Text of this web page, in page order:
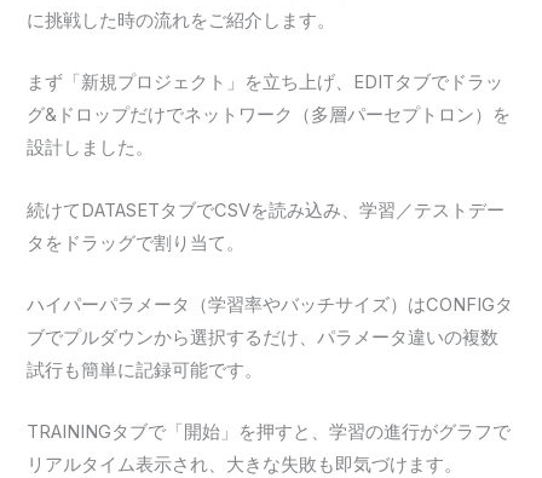
に挑戦した時の流れをご紹介します。
まず「新規プロジェクト」を立ち上げ、EDITタブでドラッ
グ&ドロップだけでネットワーク（多層パーセプトロン）を
設計しました。
続けてDATASETタブでCSVを読み込み、学習／テストデー
タをドラッグで割り当て。
ハイパーパラメータ（学習率やバッチサイズ）はCONFIGタ
ブでプルダウンから選択するだけ、パラメータ違いの複数
試行も簡単に記録可能です。
TRAININGタブで「開始」を押すと、学習の進行がグラフで
リアルタイム表示され、大きな失敗も即気づけます。